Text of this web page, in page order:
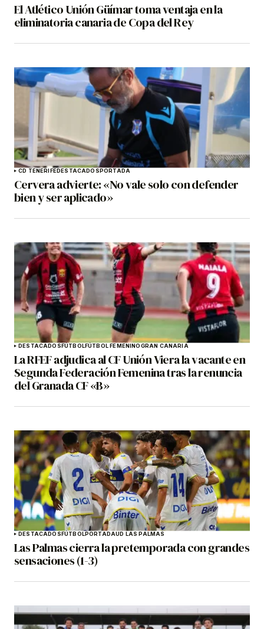
El Atlético Unión Güímar toma ventaja en la
eliminatoria canaria de Copa del Rey
CD TENERIFEDESTACADOSPORTADA
Cervera advierte: «No vale solo con defender
bien y ser aplicado»
DESTACADOSFÚTBOLFÚTBOL FEMENINOGRAN CANARIA
La RFEF adjudica al CF Unión Viera la vacante en
Segunda Federación Femenina tras la renuncia
del Granada CF «B»
DESTACADOSFÚTBOLPORTADAUD LAS PALMAS
Las Palmas cierra la pretemporada con grandes
sensaciones (1-3)